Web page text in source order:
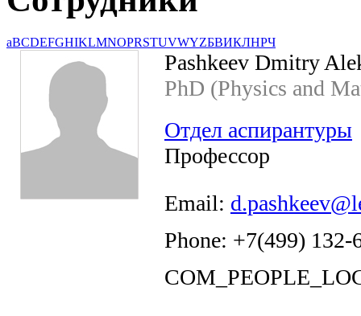
aBCDEFGHIKLMNOPRSTUVWYZБВИКЛНРЧ
Pashkeev Dmitry
PhD (Physics and
Отдел аспирантуры
Профессор
Email:
Phone: +7(499) 132-